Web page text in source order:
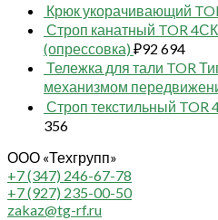
Крюк укорачивающий
Строп канатный TOR 4СК
(опрессовка) ₽92 694
Тележка для тали TOR
механизмом
Строп текстильный TOR
356
ООО «Техгрупп»
+7 (347) 246-67-78
+7 (927) 235-00-50
zakaz@tg-rf.ru